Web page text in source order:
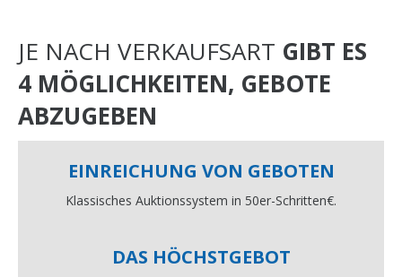
JE NACH VERKAUFSART GIBT ES
4 MÖGLICHKEITEN, GEBOTE
ABZUGEBEN
EINREICHUNG VON GEBOTEN
Klassisches Auktionssystem in 50er-Schritten€.
DAS HÖCHSTGEBOT